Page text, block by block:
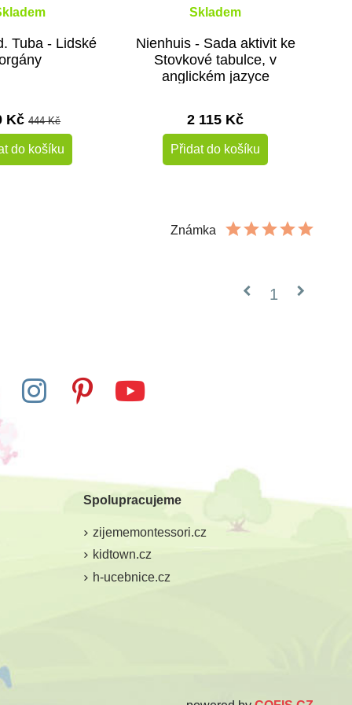
Tuba - Lidské
Kč444 Kč
do košíku
Skladem
Nienhuis - Sada aktivit ke
Stovkové tabulce, v
anglickém jazyce
2 115 Kč
Přidat do košíku
Do školyZnámka
chevron_left 1 chevron_right
Spolupracujeme
zijememontessori.cz
kidtown.cz
h-ucebnice.cz